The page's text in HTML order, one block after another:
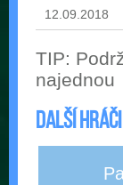
12.09.2018
TIP:
najednou
Další hráči